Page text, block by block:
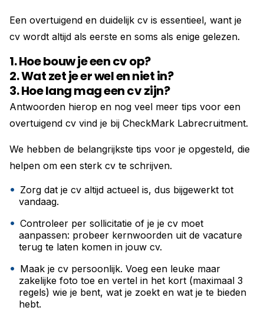
Een overtuigend en duidelijk cv is essentieel, want je
cv wordt altijd als eerste en soms als enige gelezen.
1. Hoe bouw je een cv op?
2. Wat zet je er wel en niet in?
3. Hoe lang mag een cv zijn?
Antwoorden hierop en nog veel meer tips voor een
overtuigend cv vind je bij CheckMark Labrecruitment.
We hebben de belangrijkste tips voor je opgesteld, die
helpen om een sterk cv te schrijven.
Zorg dat je cv altijd actueel is, dus bijgewerkt tot
vandaag.
Controleer per sollicitatie of je je cv moet
aanpassen: probeer kernwoorden uit de vacature
terug te laten komen in jouw cv.
Maak je cv persoonlijk. Voeg een leuke maar
zakelijke foto toe en vertel in het kort (maximaal 3
regels) wie je bent, wat je zoekt en wat je te bieden
hebt.